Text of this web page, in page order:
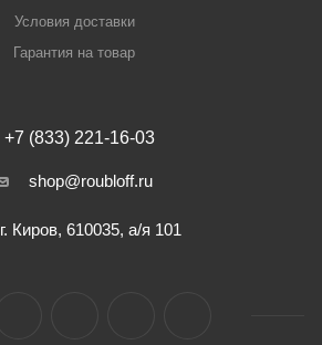
Условия доставки
Гарантия на товар
+7 (833) 221-16-03
shop@roubloff.ru
г. Киров, 610035, а/я 101